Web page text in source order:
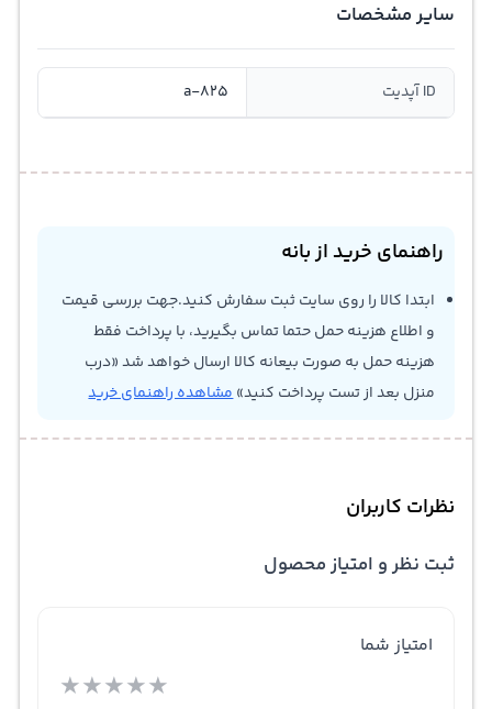
سایر مشخصات
ID آپدیت a-825
راهنمای خرید از بانه
ابتدا کالا را روی سایت ثبت سفارش کنید.جهت بررسی قیمت
و اطلاع هزینه حمل حتما تماس بگیرید، با پرداخت فقط
هزینه حمل به صورت بیعانه کالا ارسال خواهد شد «درب
منزل بعد از تست پرداخت کنید»مشاهده راهنمای خرید
نظرات کاربران
ثبت نظر و امتیاز محصول
امتیاز شما
★★★★★